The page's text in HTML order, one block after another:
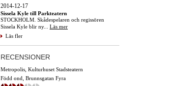
2014-12-17
Sissela Kyle till Parkteatern
STOCKHOLM. Skådespelaren och regissören
Sissela Kyle blir ny... Läs mer
Läs fler
RECENSIONER
Metropolis, Kulturhuset Stadsteatern
Född ond, Brunnsgatan Fyra